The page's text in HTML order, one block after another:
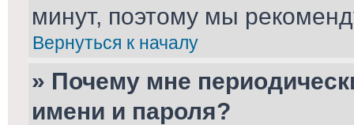
минут, поэтому мы
Вернуться к началу
» Почему мне
имени и пароля?